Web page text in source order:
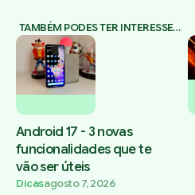
TAMBÉM PODES TER INTERESSE…
Android 17 - 3 novas
funcionalidades que te
vão ser úteis
Dicasagosto 7, 2026